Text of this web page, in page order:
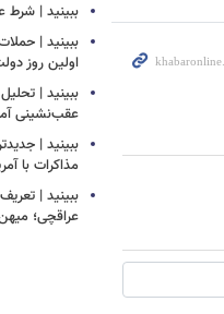
ببینید | شرط
ببینید |
اولین روز
ببینید |
عقب‌نشینی
ببینید |
مذاکرات با
ببینید |
عراقچی؛